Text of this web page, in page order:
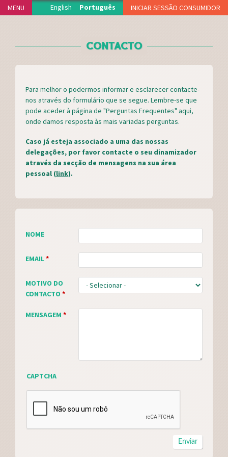
Jump to navigation
MENU INICIAR SESSÃO CONSUMIDOR
PROJECTO
FUNCIONAMENTO
ADERIR
NOTÍCIAS
VIDEOTECA
APOIOS
FAQS
English Português
CONTACTO
Para melhor o podermos informar e esclarecer contacte-
nos através do formulário que se segue. Lembre-se que
pode aceder à página de "Perguntas Frequentes" aqui,
onde damos resposta às mais variadas perguntas.
Caso já esteja associado a uma das nossas
delegações, por favor contacte o seu dinamizador
através da secção de mensagens na sua área
pessoal (link).
NOME
EMAIL*
MOTIVO DO
CONTACTO *
MENSAGEM *
CAPTCHA